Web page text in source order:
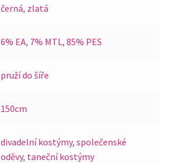
černá, zlatá
6% EA, 7% MTL,85% PES
pruží do šíře
150cm
divadelní kostýmy,společenské
oděvy, taneční kostýmy